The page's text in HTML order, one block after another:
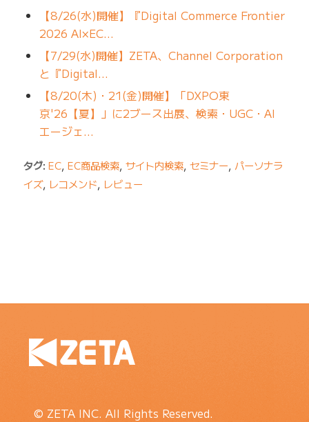
【8/26(水)開催】『Digital Commerce Frontier
2026 AI×EC…
【7/29(水)開催】ZETA、Channel Corporation
と『Digital…
【8/20(木)・21(金)開催】「DXPO東
京'26【夏】」に2ブース出展、検索・UGC・AI
エージェ…
タグ: EC, EC商品検索, サイト内検索, セミナー, パーソナラ
イズ, レコメンド, レビュー
© ZETA INC. All Rights Reserved.